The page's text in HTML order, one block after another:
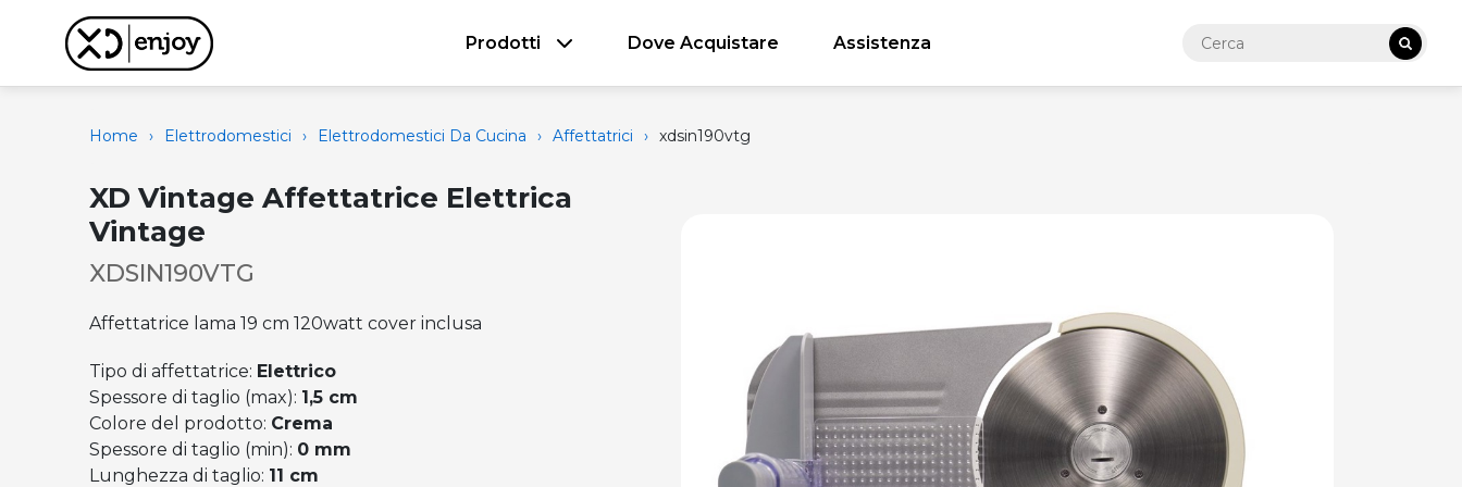
Prodotti Dove Acquistare Assistenza
Home › Elettrodomestici › Elettrodomestici Da Cucina › Affettatrici › xdsin190vtg
XD Vintage Affettatrice Elettrica
Vintage
XDSIN190VTG
Affettatrice lama 19 cm 120watt cover inclusa
Tipo di affettatrice: Elettrico
Spessore di taglio (max): 1,5 cm
Colore del prodotto: Crema
Spessore di taglio (min): 0 mm
Lunghezza di taglio: 11 cm